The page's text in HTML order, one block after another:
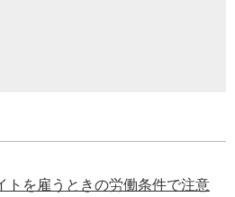
トを雇うときの労働条件で注意